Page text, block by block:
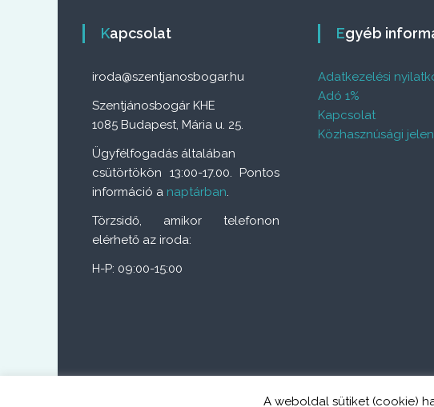
Kapcsolat
iroda@szentjanosbogar.hu
Szentjánosbogár KHE
1085 Budapest, Mária u. 25.
Ügyfélfogadás általában
csütörtökön 13:00-17.00. Pontos
információ a naptárban.
Törzsidő, amikor telefonon
elérhető az iroda:
H-P: 09:00-15:00
Egyéb
Adatkezelési
Adó 1%
Kapcsolat
Közhasznúsági
Szentjánosbogár közösségAll rights reserved. Theme:Flash
A weboldal sütiket (cookie)